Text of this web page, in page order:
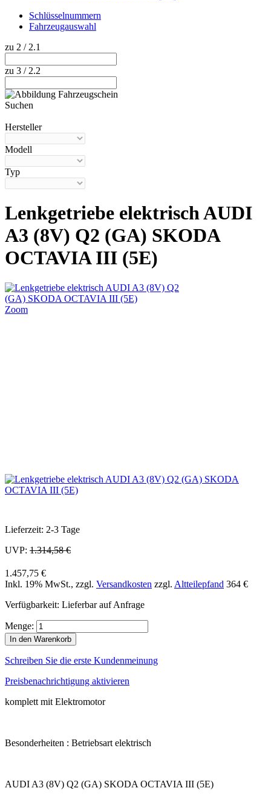
Schlüsselnummern
Fahrzeugauswahl
zu 2 / 2.1
zu 3 / 2.2
Suchen
Hersteller
Modell
Typ
Lenkgetriebe elektrisch AUDI
A3 (8V) Q2 (GA) SKODA
OCTAVIA III (5E)
Zoom
Lieferzeit: 2-3 Tage
UVP: 1.314,58 €
1.457,75 €
Inkl. 19% MwSt., zzgl. Versandkosten zzgl. Altteilepfand 364 €
Verfügbarkeit: Lieferbar auf Anfrage
Menge:
In den Warenkorb
Schreiben Sie die erste Kundenmeinung
Preisbenachrichtigung aktivieren
komplett mit Elektromotor
Besonderheiten : Betriebsart elektrisch
AUDI A3 (8V) Q2 (GA) SKODA OCTAVIA III (5E)